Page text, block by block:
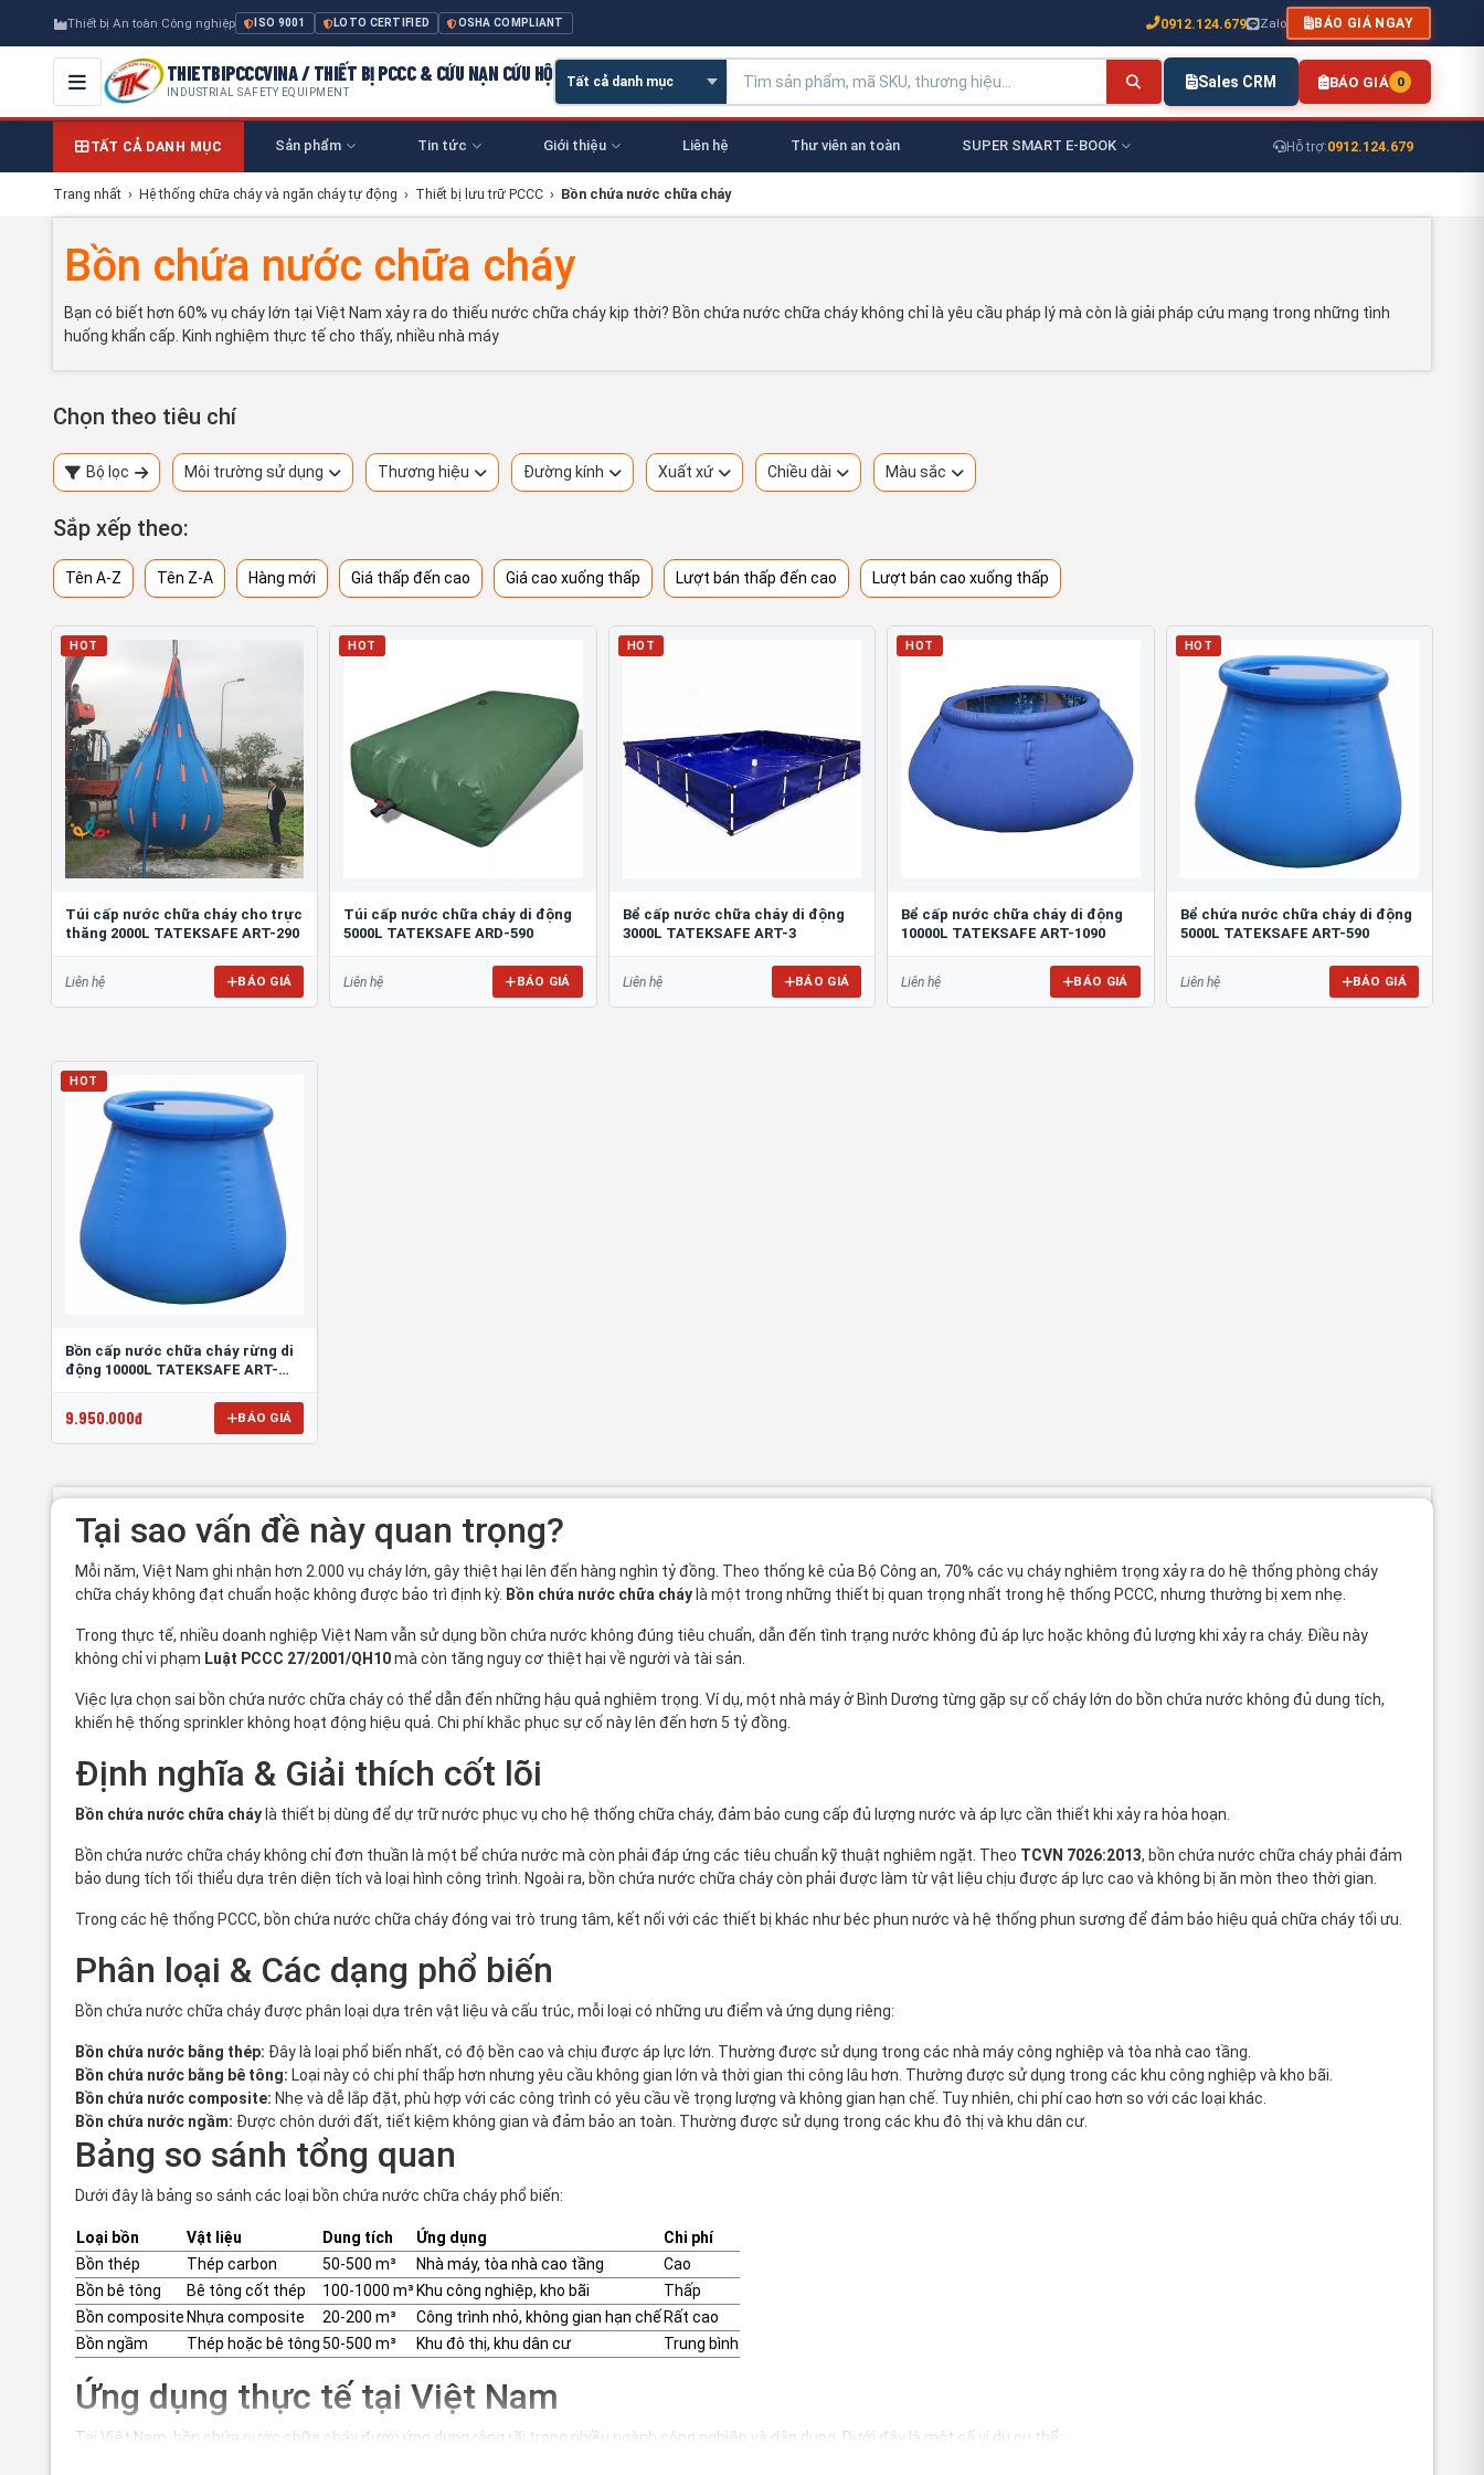
Thiết bị An toàn Công nghiệp ISO 9001 LOTO CERTIFIED OSHA COMPLIANT 0912.124.679 Zalo BÁO GIÁ NGAY
THIETBIPCCCVINA / THIẾT BỊ PCCC & CỨU NẠN CỨU HỘ
INDUSTRIAL SAFETY EQUIPMENT
Sales CRM BÁO GIÁ 0
TẤT CẢ DANH MỤC Sản phẩm Tin tức Giới thiệu Liên hệ Thư viên an toàn SUPER SMART E-BOOK Hỗ trợ:0912.124.679
Trang nhất › Hệ thống chữa cháy và ngăn cháy tự động › Thiết bị lưu trữ PCCC › Bồn chứa nước chữa cháy
Bồn chứa nước chữa cháy
Bạn có biết hơn 60% vụ cháy lớn tại Việt Nam xảy ra do thiếu nước chữa cháy kịp thời? Bồn chứa nước chữa cháy không chỉ là yêu cầu pháp lý mà còn là giải pháp cứu mạng trong những tình
huống khẩn cấp. Kinh nghiệm thực tế cho thấy, nhiều nhà máy
Chọn theo tiêu chí
Bộ lọc Môi trường sử dụng Thương hiệu Đường kính Xuất xứ Chiều dài Màu sắc
Sắp xếp theo:
Tên A-Z Tên Z-A Hàng mới Giá thấp đến cao Giá cao xuống thấp Lượt bán thấp đến cao Lượt bán cao xuống thấp
HOT
Túi cấp nước chữa cháy cho trực
thăng 2000L TATEKSAFE ART-290
Liên hệ BÁO GIÁ
HOT
Túi cấp nước chữa cháy di động
5000L TATEKSAFE ARD-590
Liên hệ BÁO GIÁ
HOT
Bể cấp nước chữa cháy di động
3000L TATEKSAFE ART-3
Liên hệ BÁO GIÁ
HOT
Bể cấp nước chữa cháy di động
10000L TATEKSAFE ART-1090
Liên hệ BÁO GIÁ
HOT
Bể chứa nước chữa cháy di động
5000L TATEKSAFE ART-590
Liên hệ BÁO GIÁ
HOT
Bồn cấp nước chữa cháy rừng di
động 10000L TATEKSAFE ART-
9.950.000đ BÁO GIÁ
Tại sao vấn đề này quan trọng?
Mỗi năm, Việt Nam ghi nhận hơn 2.000 vụ cháy lớn, gây thiệt hại lên đến hàng nghìn tỷ đồng. Theo thống kê của Bộ Công an, 70% các vụ cháy nghiêm trọng xảy ra do hệ thống phòng cháy
chữa cháy không đạt chuẩn hoặc không được bảo trì định kỳ. Bồn chứa nước chữa cháy là một trong những thiết bị quan trọng nhất trong hệ thống PCCC, nhưng thường bị xem nhẹ.
Trong thực tế, nhiều doanh nghiệp Việt Nam vẫn sử dụng bồn chứa nước không đúng tiêu chuẩn, dẫn đến tình trạng nước không đủ áp lực hoặc không đủ lượng khi xảy ra cháy. Điều này
không chỉ vi phạm Luật PCCC 27/2001/QH10mà còn tăng nguy cơ thiệt hại về người và tài sản.
Việc lựa chọn sai bồn chứa nước chữa cháy có thể dẫn đến những hậu quả nghiêm trọng. Ví dụ, một nhà máy ở Bình Dương từng gặp sự cố cháy lớn do bồn chứa nước không đủ dung tích,
khiến hệ thống sprinkler không hoạt động hiệu quả. Chi phí khắc phục sự cố này lên đến hơn 5 tỷ đồng.
Định nghĩa & Giải thích cốt lõi
Bồn chứa nước chữa cháy là thiết bị dùng để dự trữ nước phục vụ cho hệ thống chữa cháy, đảm bảo cung cấp đủ lượng nước và áp lực cần thiết khi xảy ra hỏa hoạn.
Bồn chứa nước chữa cháy không chỉ đơn thuần là một bể chứa nước mà còn phải đáp ứng các tiêu chuẩn kỹ thuật nghiêm ngặt. Theo TCVN 7026:2013, bồn chứa nước chữa cháy phải đảm
bảo dung tích tối thiểu dựa trên diện tích và loại hình công trình. Ngoài ra, bồn chứa nước chữa cháy còn phải được làm từ vật liệu chịu được áp lực cao và không bị ăn mòn theo thời gian.
Trong các hệ thống PCCC, bồn chứa nước chữa cháy đóng vai trò trung tâm, kết nối với các thiết bị khác như béc phun nước và hệ thống phun sương để đảm bảo hiệu quả chữa cháy tối ưu.
Phân loại & Các dạng phổ biến
Bồn chứa nước chữa cháy được phân loại dựa trên vật liệu và cấu trúc, mỗi loại có những ưu điểm và ứng dụng riêng:
Bồn chứa nước bằng thép: Đây là loại phổ biến nhất, có độ bền cao và chịu được áp lực lớn. Thường được sử dụng trong các nhà máy công nghiệp và tòa nhà cao tầng.
Bồn chứa nước bằng bê tông: Loại này có chi phí thấp hơn nhưng yêu cầu không gian lớn và thời gian thi công lâu hơn. Thường được sử dụng trong các khu công nghiệp và kho bãi.
Bồn chứa nước composite: Nhẹ và dễ lắp đặt, phù hợp với các công trình có yêu cầu về trọng lượng và không gian hạn chế. Tuy nhiên, chi phí cao hơn so với các loại khác.
Bồn chứa nước ngầm: Được chôn dưới đất, tiết kiệm không gian và đảm bảo an toàn. Thường được sử dụng trong các khu đô thị và khu dân cư.
Bảng so sánh tổng quan
Dưới đây là bảng so sánh các loại bồn chứa nước chữa cháy phổ biến:
Loại bồn Vật liệu Dung tích Ứng dụng
Chi phí
Bồn thép
Thép carbon 50-500 m³ Nhà máy, tòa nhà cao tầng
Cao
Bồn bê tông
Bê tông cốt thép 100-1000 m³ Khu công nghiệp, kho bãi
Thấp
Bồn composite Nhựa composite 20-200 m³ Công trình nhỏ, không gian hạn chế Rất cao
Bồn ngầm
Thép hoặc bê tông50-500 m³ Khu đô thị, khu dân cư Trung bình
Ứng dụng thực tế tại Việt Nam
Tại Việt Nam, bồn chứa nước chữa cháy được ứng dụng rộng rãi trong nhiều ngành công nghiệp và dân dụng. Dưới đây là một số ví dụ cụ thể: